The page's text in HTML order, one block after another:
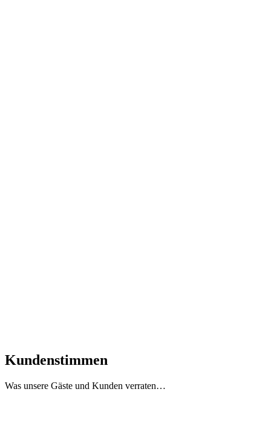
Kundenstimmen
Was unsere Gäste und Kunden verraten…